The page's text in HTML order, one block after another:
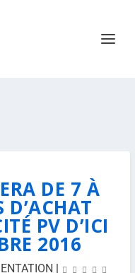
DE 7 À
D’ACHAT
PV D’ICI
2016
|